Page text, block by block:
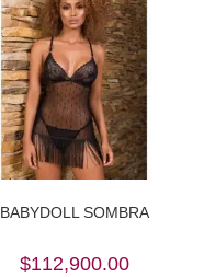
BABYDOLL SOMBRA
$112,900.00